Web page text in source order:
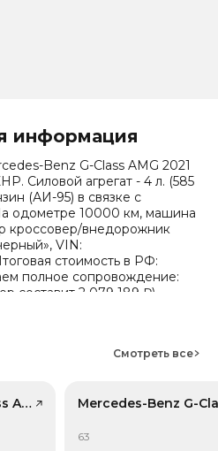
информация
Benz G-Class AMG 2021
Силовой агрегат - 4 л. (585
(АИ-95) в связке с
одометре 10000 км, машина
кроссовер/внедорожник
VIN:
стоимость в РФ:
полное сопровождение:
составит 2 079 189 ₽),
всех документов.
Гарантируем полную
в КНР 25 111 801 ₽, прогноз
для внутреннего рынка
Смотреть все
Mercedes-Benz G-Class AMG, лот 58935523
63